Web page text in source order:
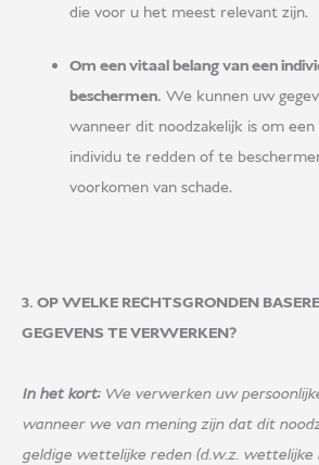
die voor u het meest relevant zijn.
Om een vitaal belang van een
beschermen. We kunnen uw
wanneer dit noodzakelijk is om een
individu te redden of te
voorkomen van schade.
3. OP WELKE RECHTSGRONDEN
GEGEVENS TE VERWERKEN?
In het kort: We verwerken uw
wanneer we van mening zijn dat dit
geldige wettelijke reden (d.w.z. wettelijke